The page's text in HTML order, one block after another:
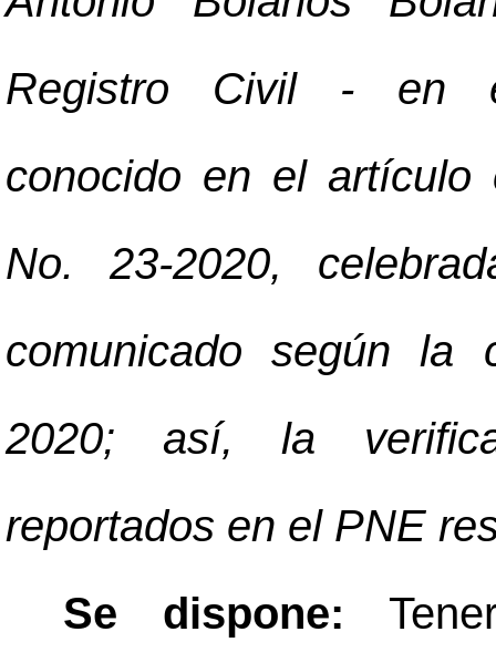
Registro Civil - en
conocido en el artículo
No. 23-2020,
comunicado según la
2020; así, la
reportados en el PNE
Se dispone: